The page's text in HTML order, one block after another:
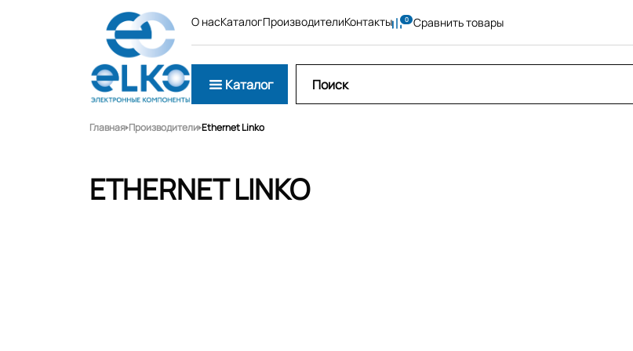
О насКаталогПроизводителиКонтакты Сравнить товары
Каталог
Главная Производители Ethernet Linko
ETHERNET LINKO